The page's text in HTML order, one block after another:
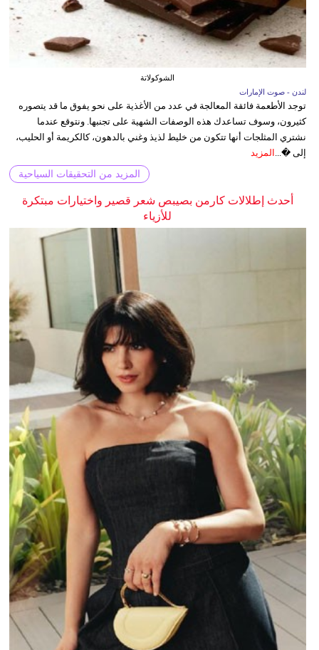
الشوكولاتة
لندن - صوت الإمارات
توجد الأطعمة فائقة المعالجة في عدد من الأغذية على نحو يفوق ما قد يتصوره
كثيرون، وسوف تساعدك هذه الوصفات الشهية على تجنبها. ونتوقع عندما
نشتري المثلجات أنها تتكون من خليط لذيذ وغني بالدهون، كالكريمة أو الحليب،
إلى �... المزيد
المزيد من التحقيقات السياحية
أحدث إطلالات كارمن بصيبص شعر قصير واختيارات مبتكرة
للأزياء